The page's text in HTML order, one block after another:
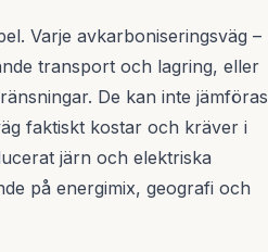
Varje avkarboniseringsväg –
transport och lagring, eller
De kan inte jämföras
faktiskt kostar och kräver i
järn och elektriska
på energimix, geografi och